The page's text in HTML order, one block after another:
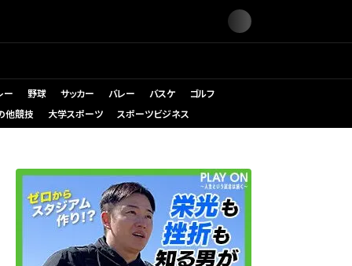
ー 野球 サッカー バレー バスケ
ゴルフ
他競技
大学スポーツ スポーツビジネス